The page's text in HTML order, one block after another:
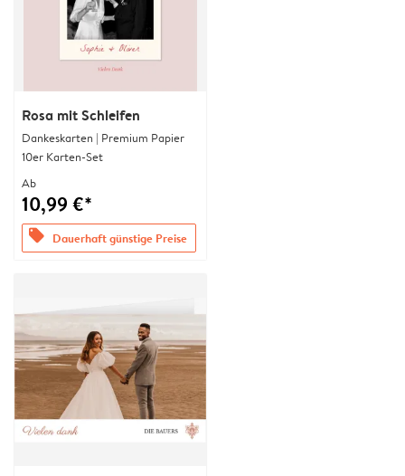
Rosa mit Schleifen
Dankeskarten | Premium Papier
10er Karten-Set
Ab
10,99 €*
offers Dauerhaft günstige Preise